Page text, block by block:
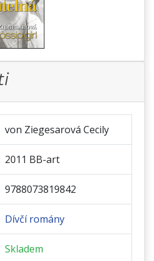
von Ziegesarová Cecily
2011 BB-art
9788073819842
Dívčí romány
Skladem